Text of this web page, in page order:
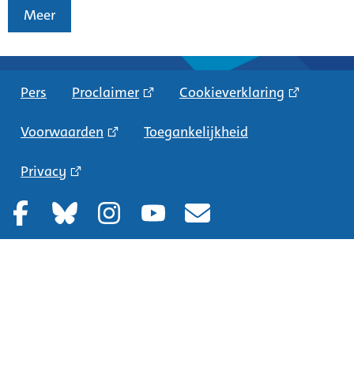
Meer
Pers Proclaimer Cookieverklaring
Voorwaarden Toegankelijkheid
Privacy